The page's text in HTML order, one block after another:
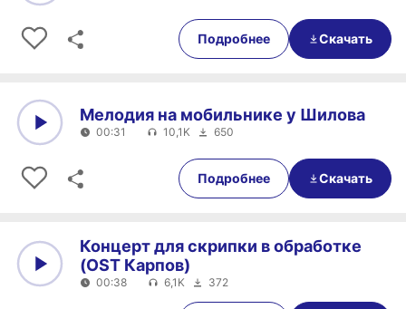
0:38
Подробнее Скачать
00:31
Мелодия на мобильнике у Шилова
00:31 10,1K 650
Подробнее Скачать
00:38
Концерт для скрипки в обработке
(OST Карпов)
00:38 6,1K 372